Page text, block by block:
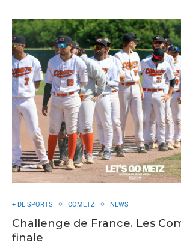
+ DE SPORTS COMETZ NEWS
Challenge de France. Les
finale